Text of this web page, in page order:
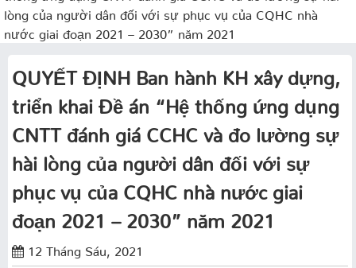
lòng của người dân đối với sự phục vụ của CQHC nhà
nước giai đoạn 2021 – 2030” năm 2021
QUYẾT ĐỊNH Ban hành KH xây dựng,
triển khai Đề án “Hệ thống ứng dụng
CNTT đánh giá CCHC và đo lường sự
hài lòng của người dân đối với sự
phục vụ của CQHC nhà nước giai
đoạn 2021 – 2030” năm 2021
12 Tháng Sáu, 2021